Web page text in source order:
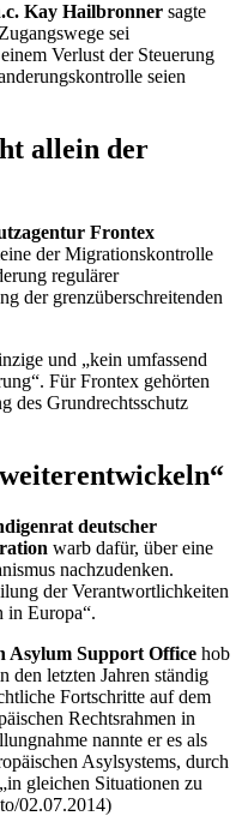
Kay Hailbronner sagte
sei
Verlust der Steuerung
seien
allein der
Frontex
der Migrationskontrolle
regulärer
der grenzüberschreitenden
und „kein umfassend
Für Frontex gehörten
des Grundrechtsschutz
deutscher
warb dafür, über eine
nachzudenken.
der Verantwortlichkeiten
in Europa“.
Asylum Support Office hob
den letzten Jahren ständig
Fortschritte auf dem
Rechtsrahmen in
nannte er es als
Asylsystems, durch
gleichen Situationen zu
02.07.2014)